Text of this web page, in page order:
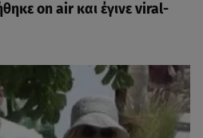
on air και έγινε viral-